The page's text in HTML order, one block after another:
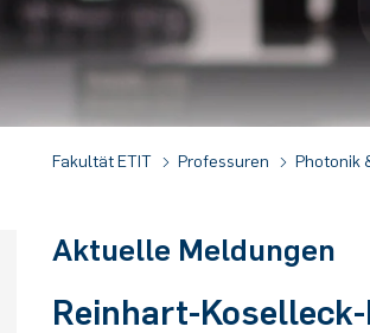
Fakultät ETIT Professuren Photonik
Aktuelle Meldungen
Reinhart-